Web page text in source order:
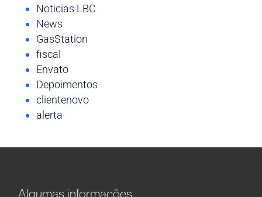
Noticias LBC
News
GasStation
fiscal
Envato
Depoimentos
clientenovo
alerta
Algumas informações